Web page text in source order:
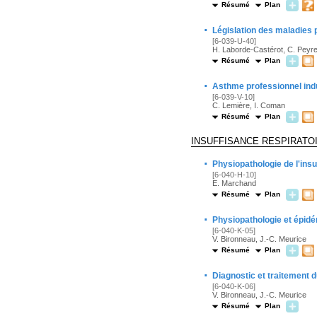
Résumé Plan
· Législation des maladies
[6-039-U-40]
H. Laborde-Castérot, C.
Résumé Plan
· Asthme professionnel
[6-039-V-10]
C. Lemière, I. Coman
Résumé Plan
INSUFFISANCE
· Physiopathologie de
[6-040-H-10]
E. Marchand
Résumé Plan
· Physiopathologie et
[6-040-K-05]
V. Bironneau, J.-C. Meurice
Résumé Plan
· Diagnostic et traitement
[6-040-K-06]
V. Bironneau, J.-C. Meurice
Résumé Plan